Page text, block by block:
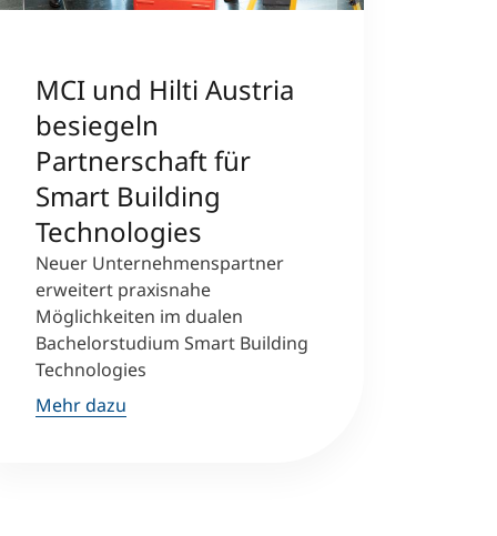
MCI und Hilti Austria
besiegeln
Partnerschaft für
Smart Building
Technologies
Neuer Unternehmenspartner
erweitert praxisnahe
Möglichkeiten im dualen
Bachelorstudium Smart Building
Technologies
Mehr dazu